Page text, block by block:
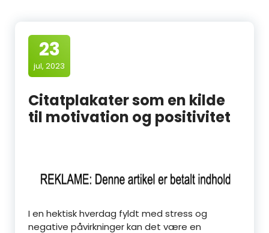
23
jul, 2023
Citatplakater som en kilde
til motivation og positivitet
I en hektisk hverdag fyldt med stress og
negative påvirkninger kan det være en